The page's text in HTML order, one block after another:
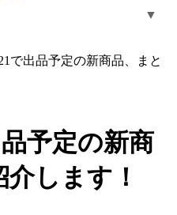
▼
で出品予定の新商品、まと
予定の新商
します！